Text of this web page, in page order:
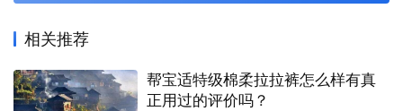
相关推荐
帮宝适特级棉柔拉拉裤怎么样有真
正用过的评价吗？